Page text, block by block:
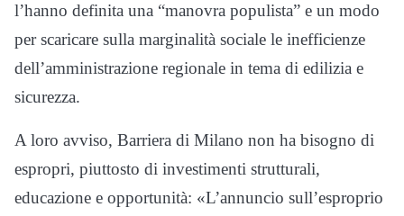
l’hanno definita una “manovra populista” e un modo
per scaricare sulla marginalità sociale le inefficienze
dell’amministrazione regionale in tema di edilizia e
sicurezza.
A loro avviso, Barriera di Milano non ha bisogno di
espropri, piuttosto di investimenti strutturali,
educazione e opportunità: «L’annuncio sull’esproprio